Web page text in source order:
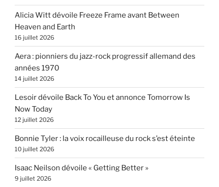
Alicia Witt dévoile Freeze Frame avant Between
Heaven and Earth
16 juillet 2026
Aera : pionniers du jazz-rock progressif allemand des
années 1970
14 juillet 2026
Lesoir dévoile Back To You et annonce Tomorrow Is
Now Today
12 juillet 2026
Bonnie Tyler : la voix rocailleuse du rock s’est éteinte
10 juillet 2026
Isaac Neilson dévoile « Getting Better »
9 juillet 2026